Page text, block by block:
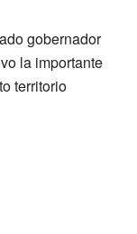
gobernador
la importante
territorio